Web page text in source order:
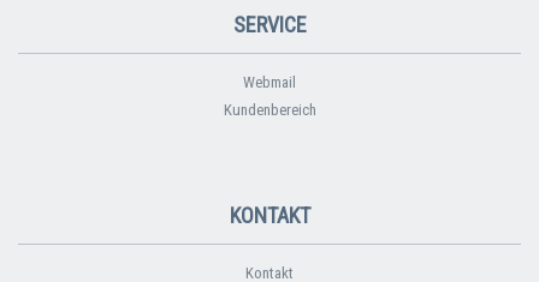
SERVICE
Webmail
Kundenbereich
KONTAKT
Kontakt